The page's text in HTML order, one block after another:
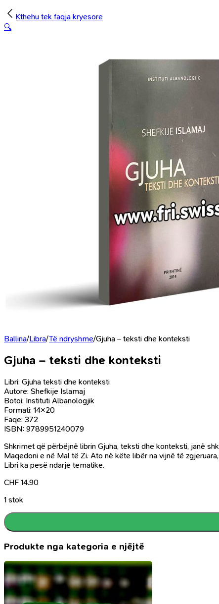
Kthehu tek faqja kryesore
🔍
Ballina/Libra/Të ndryshme/Gjuha – teksti dhe konteksti
Gjuha – teksti dhe konteksti
Libri: Gjuha teksti dhe konteksti
Autore: Shefkije Islamaj
Botoi: Instituti Albanologjik
Formati: 14×20
Faqe: 372
ISBN: 9789951240079
Shkrimet që përbëjnë librin Gjuha, teksti dhe konteksti, janë
Maqedoni e në Mal të Zi. Ato në këte libër na vijnë të
Libri ka pesë ndarje tematike.
CHF 14.90
1 stok
Produkte nga kategoria e njëjtë